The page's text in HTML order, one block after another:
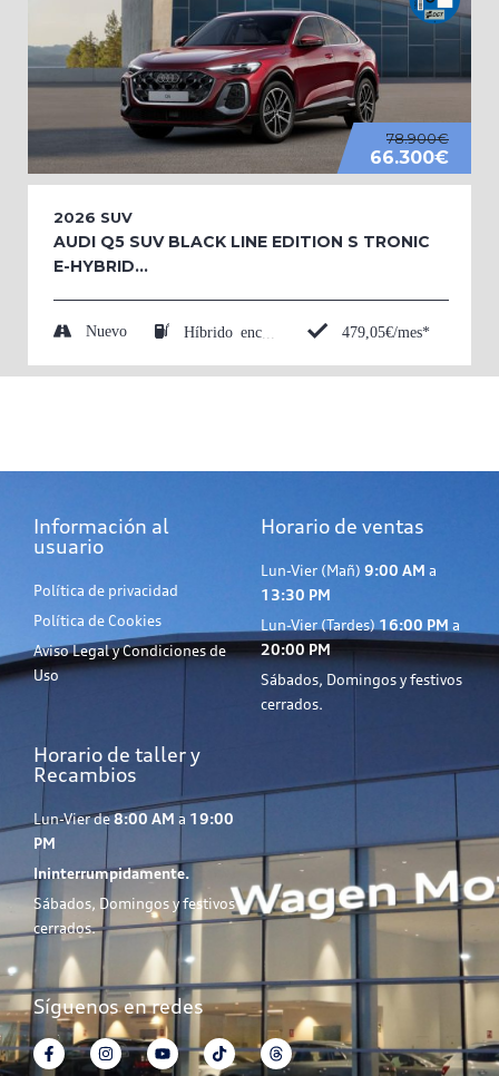
78.900€
66.300€
2026 SUV
AUDI Q5 SUV BLACK LINE EDITION S TRONIC
E-HYBRID...
Nuevo 479,05€/mes*
Información al
usuario
Política de privacidad
Política de Cookies
Aviso Legal y Condiciones de
Uso
Horario de ventas
Lun-Vier (Mañ) 9:00 AM a
13:30 PM
Lun-Vier (Tardes)16:00 PM a
20:00 PM
Sábados, Domingos y festivos
cerrados.
Horario de taller y
Recambios
Lun-Vier de8:00 AM a 19:00
PM
Ininterrumpidamente.
Sábados, Domingos y festivos
cerrados.
Síguenos en redes